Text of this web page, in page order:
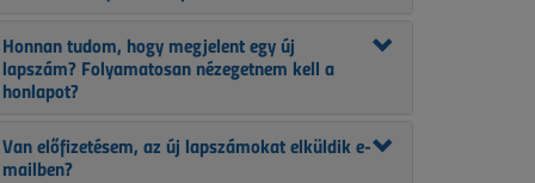
Honnan tudom, hogy megjelent egy új
lapszám? Folyamatosan nézegetnem kell a
honlapot?
Van előfizetésem, az új lapszámokat elküldik e-
mailben?